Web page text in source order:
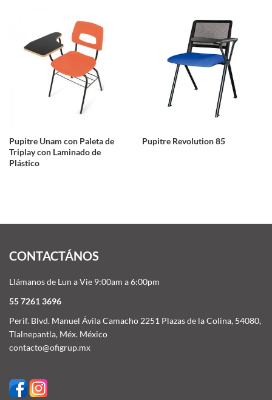
Pupitre Unam con Paleta de
Triplay con Laminado de
Plástico
Pupitre Revolution 85
CONTACTÁNOS
Llámanos de Lun a Vie 9:00am a 6:00pm
55 7261 3696
Perif. Blvd. Manuel Ávila Camacho 2251 Plazas de la Colina, 54080,
Tlalnepantla, Méx. México
contacto@ofigrup.mx